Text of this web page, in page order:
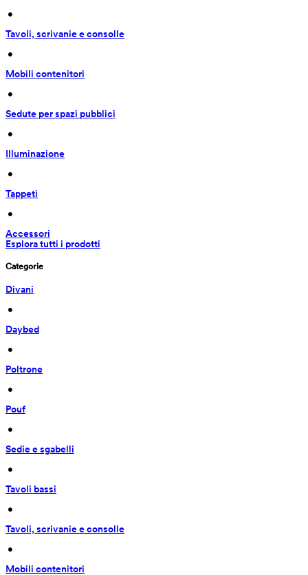
•
Tavoli, scrivanie e consolle
•
Mobili contenitori
•
Sedute per spazi pubblici
•
Illuminazione
•
Tappeti
•
Accessori
Esplora tutti i prodotti
Categorie
Divani
•
Daybed
•
Poltrone
•
Pouf
•
Sedie e sgabelli
•
Tavoli bassi
•
Tavoli, scrivanie e consolle
•
Mobili contenitori